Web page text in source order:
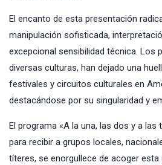
El encanto de esta presentación
manipulación sofisticada,
excepcional sensibilidad técnica. Los
diversas culturas, han dejado una
festivales y circuitos culturales en
destacándose por su singularidad y
El programa «A la una, las dos y a las
para recibir a grupos locales,
títeres, se enorgullece de acoger